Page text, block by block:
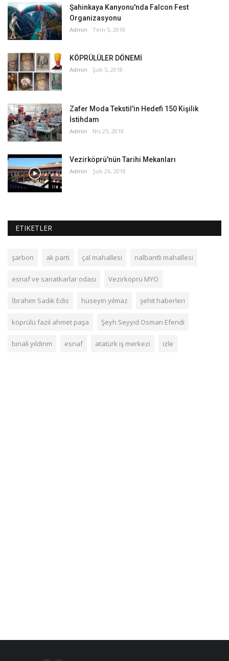
Şahinkaya Kanyonu'nda Falcon Fest
Organizasyonu
Admin Tem 5, 2018
KÖPRÜLÜLER DÖNEMİ
Admin Şub 5, 2018
Zafer Moda Tekstil'in Hedefi 150 Kişilik
İstihdam
Admin Nis 25, 2018
Vezirköprü'nün Tarihi Mekanları
Admin Şub 26, 2018
ETIKETLER
şarbon ak parti çal mahallesi nalbantlı mahallesi
esnaf ve sanatkarlar odası Vezirköprü MYO
İbrahim Sadık Edis hüseyin yılmaz şehit haberleri
köprülü fazıl ahmet paşa Şeyh Seyyid Osman Efendi
binali yıldırım esnaf atatürk iş merkezi izle